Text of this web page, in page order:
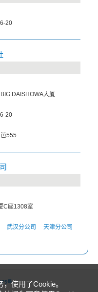
20
DAISHOWA大厦
20
555
C座1308室
武汉分公司
天津分公司
号
使用了Cookie。